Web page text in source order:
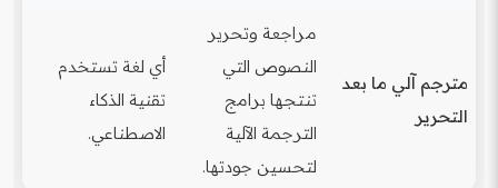
مترجم آلي ما بعد
التحرير
مراجعة وتحرير
النصوص التي
تنتجها برامج
الترجمة الآلية
لتحسين جودتها.
أي لغة تستخدم
تقنية الذكاء
الاصطناعي.